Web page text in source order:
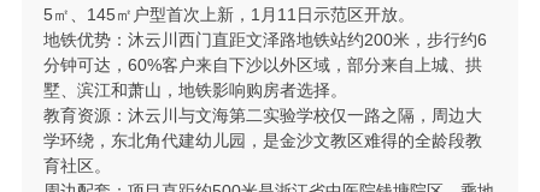
5㎡、145㎡户型首次上新，1月11日示范区开放。
地铁优势：沐云川西门直距文泽路地铁站约200米，步行约6
分钟可达，60%客户来自下沙以外区域，部分来自上城、拱
墅、滨江和萧山，地铁影响购房者选择。
教育资源：沐云川与文海第二实验学校仅一路之隔，周边大
学环绕，东北角代建幼儿园，是金沙文教区难得的全龄段教
育社区。